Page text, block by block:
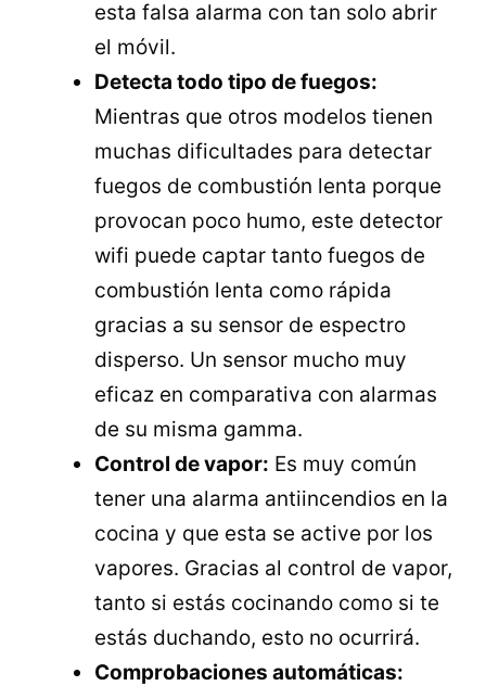
esta falsa alarma con tan solo abrir
el móvil.
Detecta todo tipo de fuegos:
Mientras que otros modelos tienen
muchas dificultades para detectar
fuegos de combustión lenta porque
provocan poco humo, este detector
wifi puede captar tanto fuegos de
combustión lenta como rápida
gracias a su sensor de espectro
disperso. Un sensor mucho muy
eficaz en comparativa con alarmas
de su misma gamma.
Control de vapor: Es muy común
tener una alarma antiincendios en la
cocina y que esta se active por los
vapores. Gracias al control de vapor,
tanto si estás cocinando como si te
estás duchando, esto no ocurrirá.
Comprobaciones automáticas: